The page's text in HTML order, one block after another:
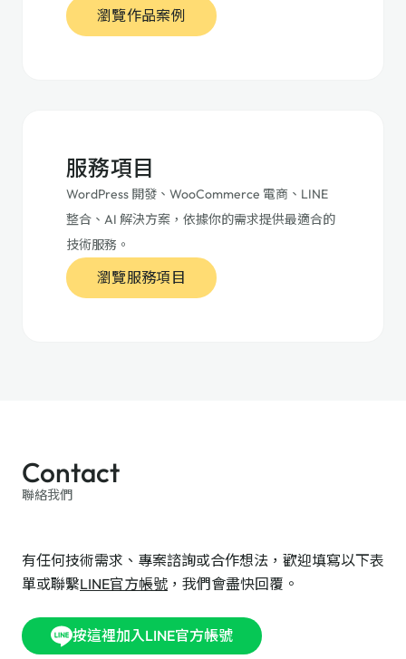
瀏覽作品案例
服務項目
WordPress 開發、WooCommerce 電商、LINE
整合、AI 解決方案，依據你的需求提供最適合的
技術服務。
瀏覽服務項目
Contact
聯絡我們
有任何技術需求、專案諮詢或合作想法，歡迎填寫以下表
單或聯繫LINE官方帳號 ，我們會盡快回覆。
按這裡加入LINE官方帳號